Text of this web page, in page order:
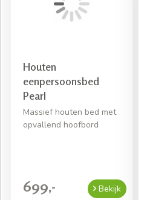
Houten
eenpersoonsbed
Pearl
Massief houten bed met
opvallend hoofbord
699,- Bekijk